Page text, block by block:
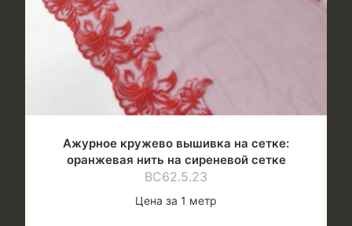
Ажурное кружево вышивка на сетке:
оранжевая нить на сиреневой сетке
ВС62.5.23
Цена за 1 метр